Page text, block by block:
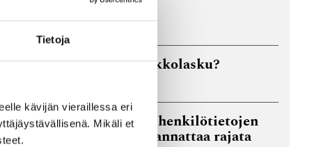
Tietoja
kävijän vieraillessa eri
Mikäli et
Missä menet, verkkolasku?
Miten asiakas- ja henkilötietojen
käyttöoikeudet kannattaa rajata